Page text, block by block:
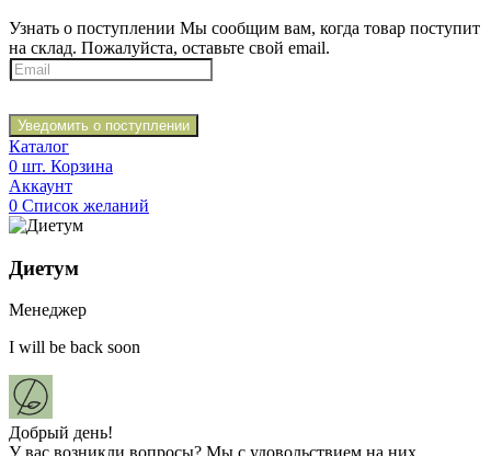
Узнать о поступлении Мы сообщим вам, когда товар поступит
на склад. Пожалуйста, оставьте свой email.
Уведомить о поступлении
Каталог
0 шт. Корзина
Аккаунт
0 Список желаний
Диетум
Менеджер
I will be back soon
Добрый день!